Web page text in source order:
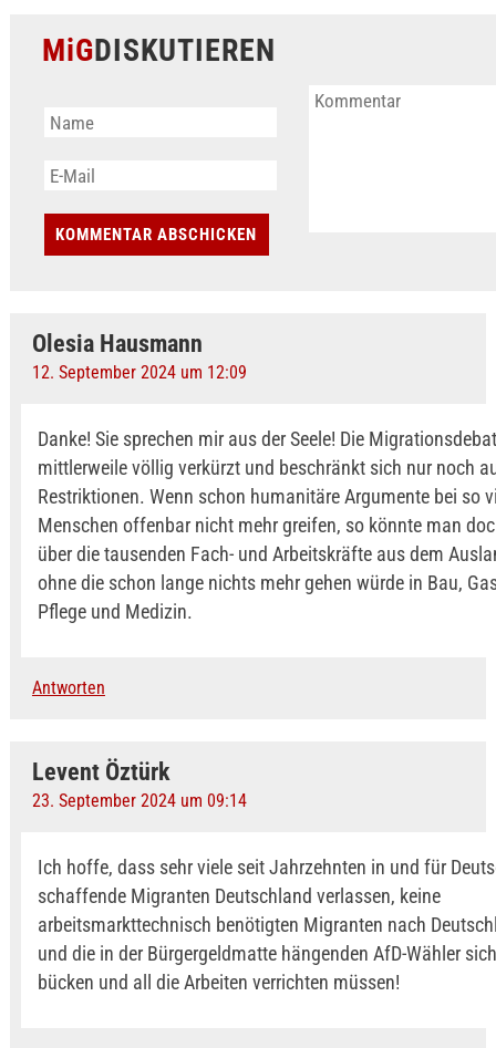
MiGDISKUTIEREN
Olesia Hausmann
12. September 2024 um 12:09
Danke! Sie sprechen mir aus der Seele! Die
mittlerweile völlig verkürzt und beschränkt sich nur noch
Restriktionen. Wenn schon humanitäre Argumente bei so
Menschen offenbar nicht mehr greifen, so könnte man
über die tausenden Fach- und Arbeitskräfte aus dem
ohne die schon lange nichts mehr gehen würde in Bau,
Pflege und Medizin.
Antworten
Levent Öztürk
23. September 2024 um 09:14
Ich hoffe, dass sehr viele seit Jahrzehnten in und für
schaffende Migranten Deutschland verlassen, keine
arbeitsmarkttechnisch benötigten Migranten nach
und die in der Bürgergeldmatte hängenden AfD-Wähler
bücken und all die Arbeiten verrichten müssen!